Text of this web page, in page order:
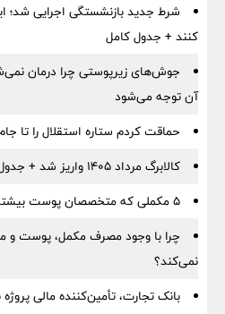
کنند + جدول کامل
جوش‌های زیرپوستی چرا درمان
آن توجه می‌شود
حماقت کردم ستاره استقلال را تا
کالابرگ مرداد ۱۴۰۵ واریز شد + جدول کامل
۵ مکملی که متخصصان پوست بیشتر از بقیه توصیه می‌کنند
چرا با وجود مصرف مکمل، پوست و
نمی‌کند؟